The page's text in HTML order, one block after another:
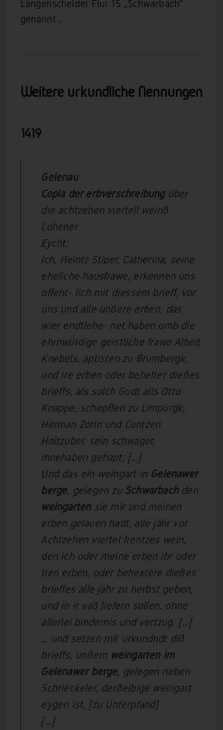
Langenscheider Flur 15 „Schwarbach“
genannt .
Weitere urkundliche Nennungen
1419
Gelenau
Copia der erbverschreibungüber
die achtzehen viertell weinß
Lohener
Eycht:
Ich, Heintz Stiper, Catherina, seine
eheliche hausfrawe, erkennen uns
offent- lich mit diessem brieff, vor
uns und alle unßere erben, das
wier endtlehe- net haben umb die
ehrnwürdige geistliche frawe Alheit
Knebels, aptisten zu Brumbergk,
und ire erben oder behelter dießes
brieffs, als solch Gudt alls Otto
Knappe, schepffen zu Limpurgk,
Herman Zorln und Cuntzen
Holtzuber, sein schwager,
innehaben gehapt; […]
Und das ein weingart in Gelenawer
berge, gelegen zu Schwarbachden
weingartensie mir und meinen
erben gelauen hadt, alle jähr vor
Achtzehen viertel frentzes wein,
den ich oder meine erben ihr oder
Iren erben, oder behextere dießes
brieffes alle jahr zu herbst geben,
und in ir vaß liefern sollen, ohne
allerlei bindernis und vertzug. […]
… und setzen mit urkundndt diß
brieffs, unßern weingarten im
Gelenawer berge, gelegen neben
Schrieckeler, derßelbige weingart
eygen ist, [zu Unterpfand]
[…]